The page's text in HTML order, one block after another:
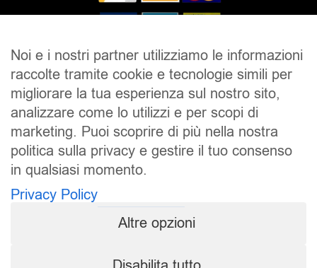
SALDI UOMO DONNA UNISEX
ACCESSORI BRAND CONTATTI
CHI SIAMO
SPEDIZIONE E RESI
Pierrot S.r.l.
Pierrot – All Copyright reserved – 1983/2024
Noi e i nostri partner utilizziamo le informazioni
raccolte tramite cookie e tecnologie simili per
migliorare la tua esperienza sul nostro sito,
analizzare come lo utilizzi e per scopi di
marketing. Puoi scoprire di più nella nostra
politica sulla privacy e gestire il tuo consenso
in qualsiasi momento.
Privacy Policy
Altre opzioni